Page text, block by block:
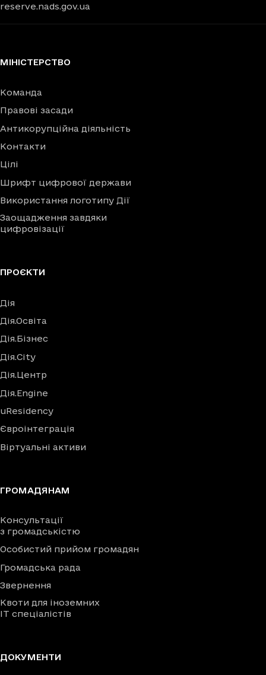
reserve.nads.gov.ua
МІНІСТЕРСТВО
Команда
Правові засади
Антикорупційна діяльність
Контакти
Цілі
Шрифт цифрової держави
Використання логотипу Дії
Заощадження завдяки
цифровізації
ПРОЄКТИ
Дія
Дія.Освіта
Дія.Бізнес
Дія.City
Дія.Центр
Дія.Engine
uResidency
Євроінтеграція
Віртуальні активи
ГРОМАДЯНАМ
Консультації
з громадськістю
Особистий прийом громадян
Громадська рада
Звернення
Квоти для іноземних
IT спеціалістів
ДОКУМЕНТИ